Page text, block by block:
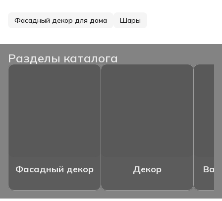
Фасадный декор для дома Шары
Разделы каталога
Фасадный декор Декор